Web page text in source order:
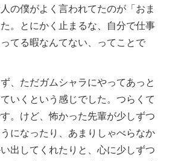
の僕がよく言われてたのが「おま
。とにかく止まるな、自分で仕事
てる暇なんてない、ってことで
、ただガムシャラにやってあっと
いくという感じでした。つらくて
。けど、怖かった先輩が少しずつ
になったり、あまりしゃべらなか
出してくれたりと、心に少しずつ